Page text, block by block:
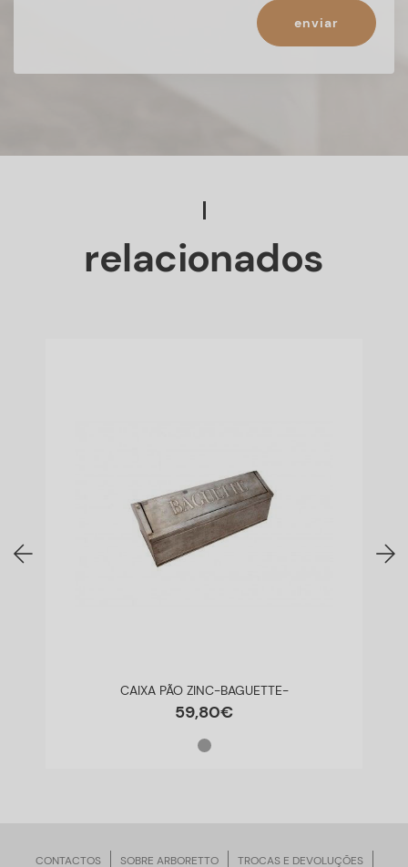
enviar
relacionados
CAIXA PÃO ZINC-BAGUETTE-
59,80€
CONTACTOS SOBRE ARBORETTO TROCAS E DEVOLUÇÕES